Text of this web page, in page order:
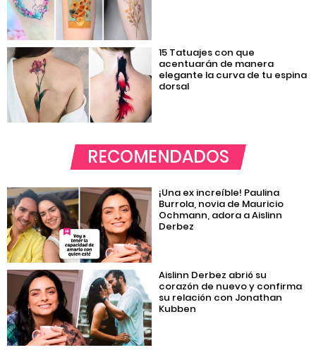
15 Tatuajes con que
acentuarán de manera
elegante la curva de tu espina
dorsal
RECOMENDADOS
¡Una ex increíble! Paulina
Burrola, novia de Mauricio
Ochmann, adora a Aislinn
Derbez
Aislinn Derbez abrió su
corazón de nuevo y confirma
su relación con Jonathan
Kubben